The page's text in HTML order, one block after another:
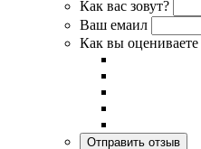
Как вас зовут?
Ваш емаил
Как вы оцениваете